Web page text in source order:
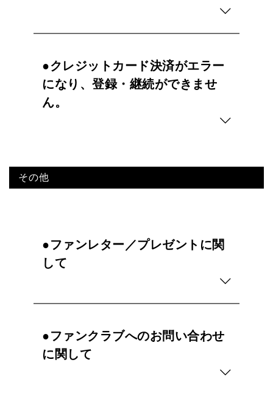
●クレジットカード決済がエラー
になり、登録・継続ができませ
ん。
その他
●ファンレター／プレゼントに関
して
●ファンクラブへのお問い合わせ
に関して